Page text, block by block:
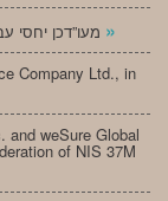
»
Company Ltd., in
and weSure Global
of NIS 37M